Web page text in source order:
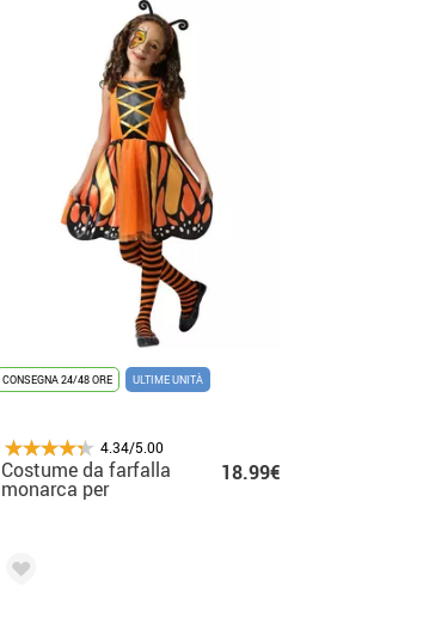
CONSEGNA 24/48 ORE ULTIME UNITÀ
4.34/5.00
Costume da farfalla
monarca per
18.99€